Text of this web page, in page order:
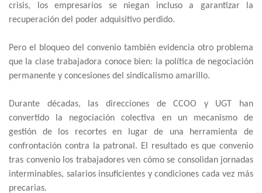
crisis, los empresarios se niegan incluso a garantizar la
recuperación del poder adquisitivo perdido.
Pero el bloqueo del convenio también evidencia otro problema
que la clase trabajadora conoce bien: la política de negociación
permanente y concesiones del sindicalismo amarillo.
Durante décadas, las direcciones de CCOO y UGT han
convertido la negociación colectiva en un mecanismo de
gestión de los recortes en lugar de una herramienta de
confrontación contra la patronal. El resultado es que convenio
tras convenio los trabajadores ven cómo se consolidan jornadas
interminables, salarios insuficientes y condiciones cada vez más
precarias.